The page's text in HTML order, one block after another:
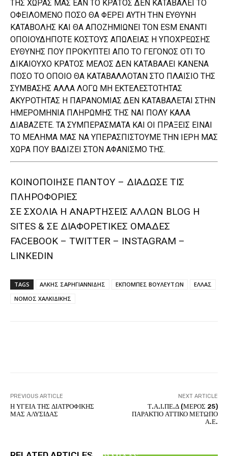
ΤΗΣ ΧΩΡΑΣ ΜΑΣ ΕΑΝ ΤΟ ΚΡΑΤΟΣ ΔΕΝ ΚΑΤΑΒΑΛΕΙ ΤΟ
ΟΦΕΙΛΟΜΕΝΟ ΠΟΣΟ ΘΑ ΦΕΡΕΙ ΑΥΤΗ ΤΗΝ ΕΥΘΥΝΗ
ΚΑΤΑΒΟΛΗΣ ΚΑΙ ΘΑ ΑΠΟΖΗΜΙΩΝΕΙ ΤΟΝ ΕSΜ ΕΝΑΝΤΙ
ΟΠΟΙΟΥΔΗΠΟΤΕ ΚΟΣΤΟΥΣ ΑΠΩΛΕΙΑΣ Η ΥΠΟΧΡΕΩΣΗΣ
ΕΥΘΥΝΗΣ ΠΟΥ ΠΡΟΚΥΠΤΕΙ ΑΠΟ ΤΟ ΓΕΓΟΝΟΣ ΟΤΙ ΤΟ
ΔΙΚΑΙΟΥΧΟ ΚΡΑΤΟΣ ΜΕΛΟΣ ΔΕΝ ΚΑΤΑΒΑΛΕΙ ΚΑΝΕΝΑ
ΠΟΣΟ ΤΟ ΟΠΟΙΟ ΘΑ ΚΑΤΑΒΑΛΛΟΤΑΝ ΣΤΟ ΠΛΑΙΣΙΟ ΤΗΣ
ΣΥΜΒΑΣΗΣ ΑΛΛΑ ΛΟΓΩ ΜΗ ΕΚΤΕΛΕΣΤΟΤΗΤΑΣ
ΑΚΥΡΟΤΗΤΑΣ Η ΠΑΡΑΝΟΜΙΑΣ ΔΕΝ ΚΑΤΑΒΑΛΕΤΑΙ ΣΤΗΝ
ΗΜΕΡΟΜΗΝΙΑ ΠΛΗΡΩΜΗΣ ΤΗΣ ΝΑΙ ΠΟΛΥ ΚΑΛΑ
ΔΙΑΒΑΖΕΤΕ. ΤΑ ΣΥΜΠΕΡΑΣΜΑΤΑ ΚΑΙ ΟΙ ΠΡΑΞΕΙΣ ΕΙΝΑΙ
ΤΟ ΜΕΛΗΜΑ ΜΑΣ ΝΑ ΥΠΕΡΑΣΠΙΣΤΟΥΜΕ ΤΗΝ ΙΕΡΗ ΜΑΣ
ΧΩΡΑ ΠΟΥ ΒΑΔΙΖΕΙ ΣΤΟΝ ΑΦΑΝΙΣΜΟ ΤΗΣ.
ΚΟΙΝΟΠΟΙΗΣΕ ΠΑΝΤΟΥ – ΔΙΑΔΩΣΕ ΤΙΣ
ΠΛΗΡΟΦΟΡΙΕΣ
ΣΕ ΣΧΟΛΙΑ H ΑΝAΡΤΗΣΕΙΣ ΑΛΛΩΝ BLOG H
SITES & ΣΕ ΔΙΑΦΟΡΕTIKEΣ ΟΜΑΔΕΣ
FACEBOOK – TWITTER – INSTAGRAM –
LINKEDIN
TAGS ΑΛΚΗΣ ΣΑΡΗΓΙΑΝΝΙΔΗΣ ΕΚΠΟΜΠΕΣ ΒΟΥΛΕΥΤΩΝ
ΕΛΛΑΣ
ΝΟΜΟΣ ΧΑΛΚΙΔΙΚΗΣ
PREVIOUS ARTICLE
Η ΥΓΕΙΑ ΤΗΣ ΔΙΑΤΡΟΦΙΚΗΣ
ΜΑΣ ΑΛΥΣΙΔΑΣ
NEXT ARTICLE
Τ.Α.Ι.ΠΕ.Δ (ΜΕΡΟΣ 25)
ΠΑΡΑΚΤΙΟ ΑΤΤΙΚΟ ΜΕΤΩΠΟ
Α.Ε.
ΑΡΤΕΜΗΣ ΣΩΡΡΑΣ